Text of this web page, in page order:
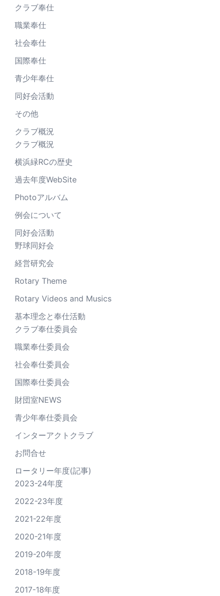
クラブ奉仕
職業奉仕
社会奉仕
国際奉仕
青少年奉仕
同好会活動
その他
クラブ概況
クラブ概況
横浜緑RCの歴史
過去年度WebSite
Photoアルバム
例会について
同好会活動
野球同好会
経営研究会
Rotary Theme
Rotary Videos and Musics
基本理念と奉仕活動
クラブ奉仕委員会
職業奉仕委員会
社会奉仕委員会
国際奉仕委員会
財団室NEWS
青少年奉仕委員会
インターアクトクラブ
お問合せ
ロータリー年度(記事)
2023-24年度
2022-23年度
2021-22年度
2020-21年度
2019-20年度
2018-19年度
2017-18年度